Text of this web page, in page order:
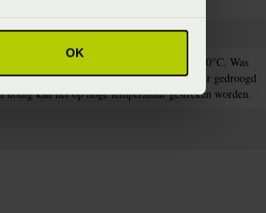
OK
met lichte kleuren op maximaal 60°C. Was
Het dekbedovertrek kan op lage temperatuur gedroogd
kan het op hoge temperatuur gestreken worden.